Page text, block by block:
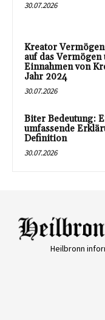
30.07.2026
Kreator
auf das Vermögen
Einnahmen von
Jahr 2024
30.07.2026
Biter Bedeutung:
umfassende
Definition
30.07.2026
Heilbronn